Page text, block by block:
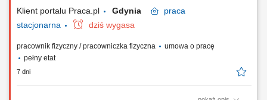
Klient portalu Praca.pl Gdynia
praca
stacjonarna
dziś wygasa
pracownik fizyczny / pracowniczka fizyczna
umowa o pracę
pełny etat
7 dni